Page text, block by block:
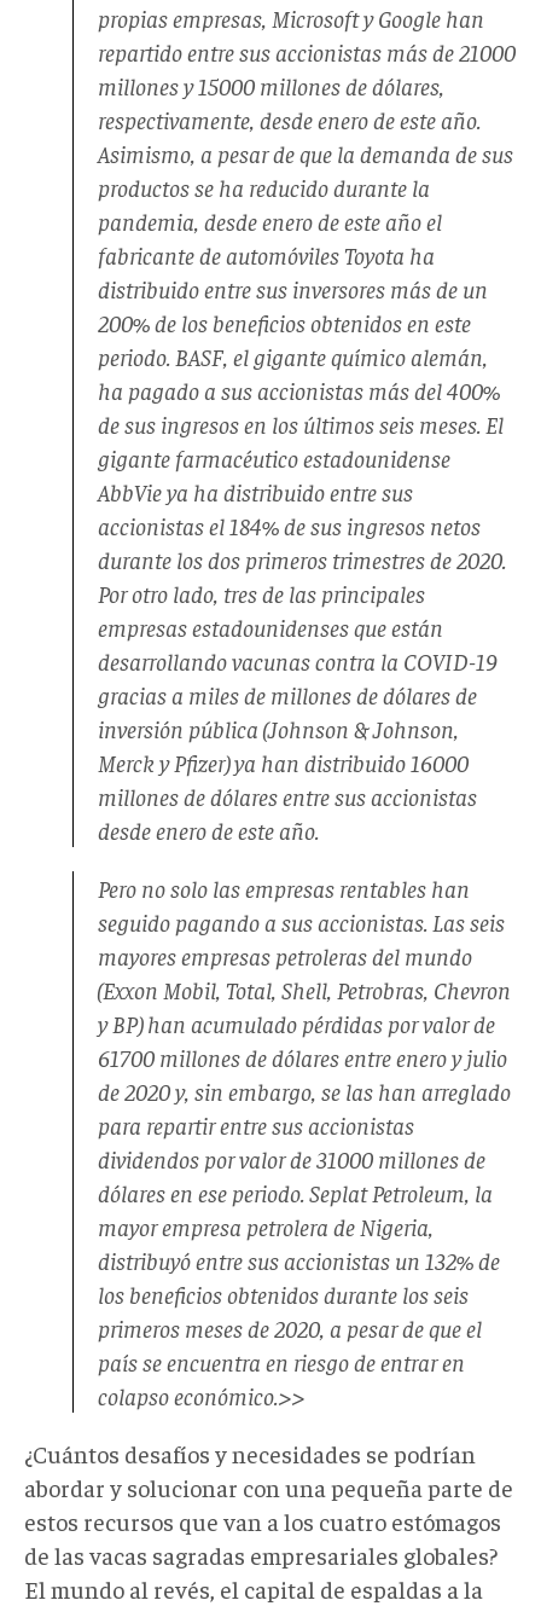
propias empresas, Microsoft y Google han
repartido entre sus accionistas más de 21000
millones y 15000 millones de dólares,
respectivamente, desde enero de este año.
Asimismo, a pesar de que la demanda de sus
productos se ha reducido durante la
pandemia, desde enero de este año el
fabricante de automóviles Toyota ha
distribuido entre sus inversores más de un
200% de los beneficios obtenidos en este
periodo. BASF, el gigante químico alemán,
ha pagado a sus accionistas más del 400%
de sus ingresos en los últimos seis meses. El
gigante farmacéutico estadounidense
AbbVie ya ha distribuido entre sus
accionistas el 184% de sus ingresos netos
durante los dos primeros trimestres de 2020.
Por otro lado, tres de las principales
empresas estadounidenses que están
desarrollando vacunas contra la COVID-19
gracias a miles de millones de dólares de
inversión pública (Johnson & Johnson,
Merck y Pfizer) ya han distribuido 16000
millones de dólares entre sus accionistas
desde enero de este año.
Pero no solo las empresas rentables han
seguido pagando a sus accionistas. Las seis
mayores empresas petroleras del mundo
(Exxon Mobil, Total, Shell, Petrobras, Chevron
y BP) han acumulado pérdidas por valor de
61700 millones de dólares entre enero y julio
de 2020 y, sin embargo, se las han arreglado
para repartir entre sus accionistas
dividendos por valor de 31000 millones de
dólares en ese periodo. Seplat Petroleum, la
mayor empresa petrolera de Nigeria,
distribuyó entre sus accionistas un 132% de
los beneficios obtenidos durante los seis
primeros meses de 2020, a pesar de que el
país se encuentra en riesgo de entrar en
colapso económico.>>
¿Cuántos desafíos y necesidades se podrían
abordar y solucionar con una pequeña parte de
estos recursos que van a los cuatro estómagos
de las vacas sagradas empresariales globales?
El mundo al revés, el capital de espaldas a la